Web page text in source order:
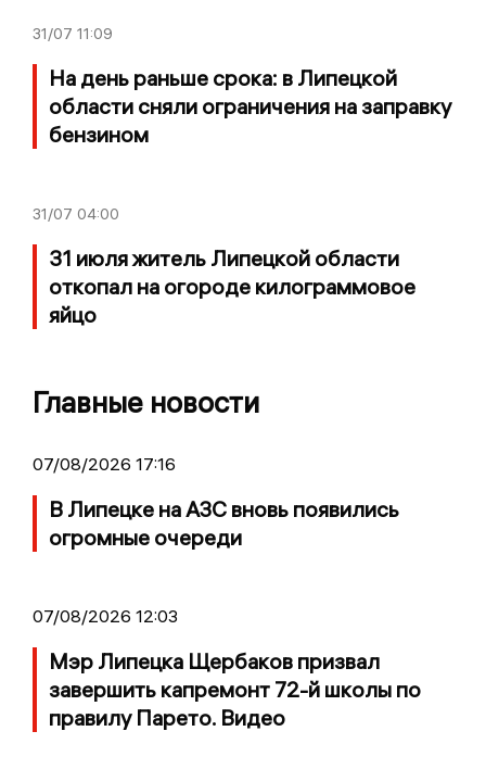
31/07 11:09
На день раньше срока: в Липецкой
области сняли ограничения на заправку
бензином
31/07 04:00
31 июля житель Липецкой области
откопал на огороде килограммовое
яйцо
Главные новости
07/08/2026 17:16
В Липецке на АЗС вновь появились
огромные очереди
07/08/2026 12:03
Мэр Липецка Щербаков призвал
завершить капремонт 72-й школы по
правилу Парето. Видео